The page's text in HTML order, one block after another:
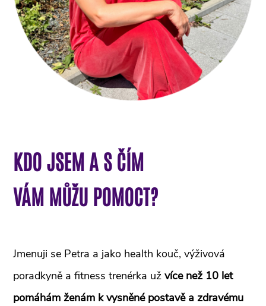
KDO JSEM A S ČÍM
VÁM MŮŽU POMOCT?
Jmenuji se Petra a jako health kouč, výživová
poradkyně a fitness trenérka užvíce než 10 let
pomáhám ženám k vysněné postavě a zdravému